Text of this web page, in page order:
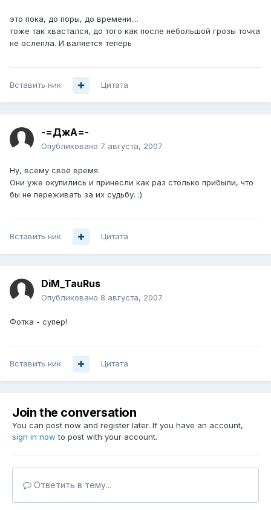
это пока, до поры, до времени....
тоже так хвастался, до того как после небольшой грозы точка
не ослепла. И валяется теперь
Вставить ник Цитата
-=ДжА=-
Опубликовано 7 августа, 2007
Ну, всему своё время.
Они уже окупились и принесли как раз столько прибыли, что
бы не переживать за их судьбу. :)
Вставить ник Цитата
DiM_TauRus
Опубликовано 8 августа, 2007
Фотка - супер!
Вставить ник Цитата
Join the conversation
You can post now and register later. If you have an account,
sign in now to post with your account.
Ответить в тему...